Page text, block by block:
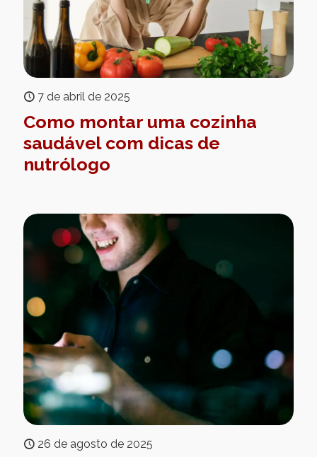
7 de abril de 2025
Como montar uma cozinha
saudável com dicas de
nutrólogo
26 de agosto de 2025